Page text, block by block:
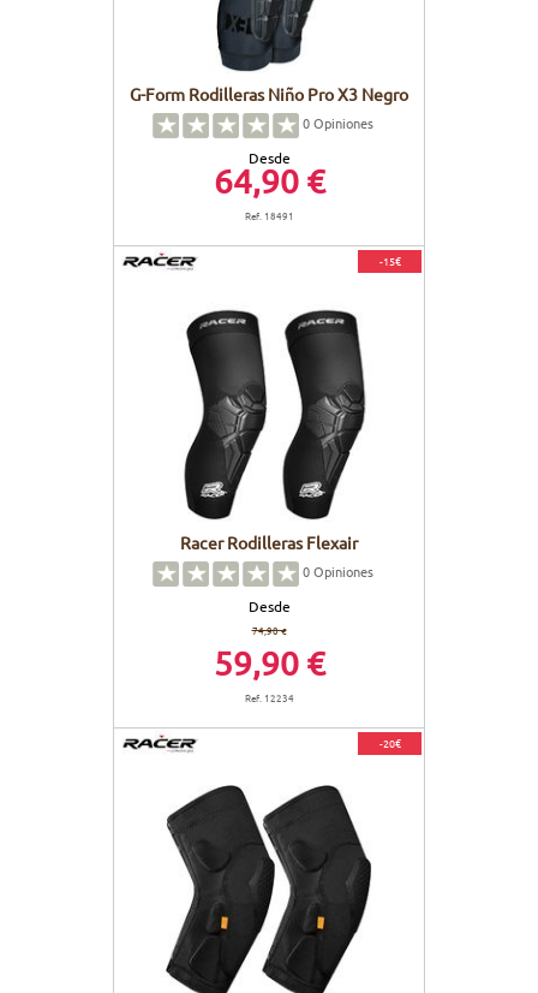
G-Form Rodilleras Niño Pro X3 Negro
0Opiniones
Desde
64,90 €
Ref. 18491
-15€
Racer Rodilleras Flexair
0Opiniones
Desde
74,90 €
59,90 €
Ref. 12234
-20€